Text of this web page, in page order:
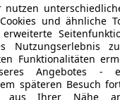
und ähnliche
Nutzungserlebnis
Funktionalitäten
Angebotes
späteren Besuch
aus Ihrer Nähe